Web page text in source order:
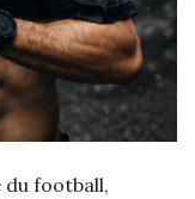
football,